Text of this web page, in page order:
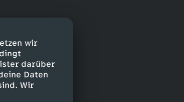
wir
darüber
Daten
Wir